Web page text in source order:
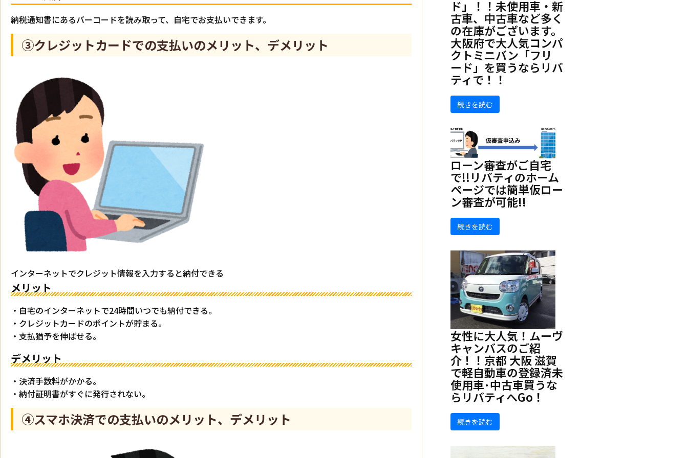
納税通知書にあるバーコードを読み取って、自宅でお支払いできます。
③クレジットカードでの支払いのメリット、デメリット
インターネットでクレジット情報を入力すると納付できる
メリット
・自宅のインターネットで24時間いつでも納付できる。
・クレジットカードのポイントが貯まる。
・支払猶予を伸ばせる。
デメリット
・決済手数料がかかる。
・納付証明書がすぐに発行されない。
④スマホ決済での支払いのメリット、デメリット
ド」！！未使用車・新
古車、中古車など多く
の在庫がございます。
大阪府で大人気コンパ
クトミニバン「フリ
ード」を買うならリバ
ティで！！
続きを読む
ローン審査がご自宅
で!!リバティのホーム
ページでは簡単仮ロー
ン審査が可能!!
続きを読む
女性に大人気！ムーヴ
キャンバスのご紹
介！！京都 大阪 滋賀
で軽自動車の登録済未
使用車･中古車買うな
らリバティへGo！
続きを読む